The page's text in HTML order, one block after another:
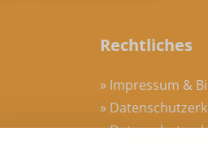
Rechtliches
» Impressum &
»
»